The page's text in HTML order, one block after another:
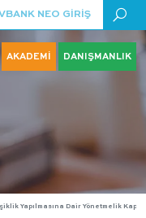
NEO GİRİŞ
AKADEMİ DANIŞMANLIK
Yapılmasına Dair Yönetmelik